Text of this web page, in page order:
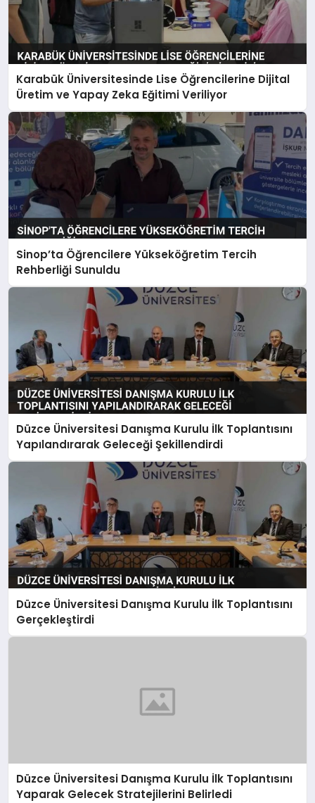
Karabük Üniversitesinde Lise Öğrencilerine Dijital
Üretim ve Yapay Zeka Eğitimi Veriliyor
Sinop’ta Öğrencilere Yükseköğretim Tercih
Rehberliği Sunuldu
Düzce Üniversitesi Danışma Kurulu İlk Toplantısını
Yapılandırarak Geleceği Şekillendirdi
Düzce Üniversitesi Danışma Kurulu İlk Toplantısını
Gerçekleştirdi
Düzce Üniversitesi Danışma Kurulu İlk Toplantısını
Yaparak Gelecek Stratejilerini Belirledi